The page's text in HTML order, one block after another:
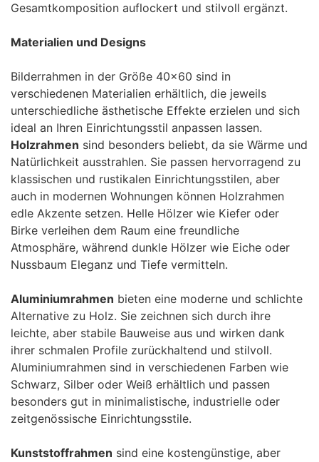
Gesamtkomposition auflockert und stilvoll ergänzt.
Materialien und Designs
Bilderrahmen in der Größe 40×60 sind in
verschiedenen Materialien erhältlich, die jeweils
unterschiedliche ästhetische Effekte erzielen und sich
ideal an Ihren Einrichtungsstil anpassen lassen.
Holzrahmen sind besonders beliebt, da sie Wärme und
Natürlichkeit ausstrahlen. Sie passen hervorragend zu
klassischen und rustikalen Einrichtungsstilen, aber
auch in modernen Wohnungen können Holzrahmen
edle Akzente setzen. Helle Hölzer wie Kiefer oder
Birke verleihen dem Raum eine freundliche
Atmosphäre, während dunkle Hölzer wie Eiche oder
Nussbaum Eleganz und Tiefe vermitteln.
Aluminiumrahmen bieten eine moderne und schlichte
Alternative zu Holz. Sie zeichnen sich durch ihre
leichte, aber stabile Bauweise aus und wirken dank
ihrer schmalen Profile zurückhaltend und stilvoll.
Aluminiumrahmen sind in verschiedenen Farben wie
Schwarz, Silber oder Weiß erhältlich und passen
besonders gut in minimalistische, industrielle oder
zeitgenössische Einrichtungsstile.
Kunststoffrahmen sind eine kostengünstige, aber